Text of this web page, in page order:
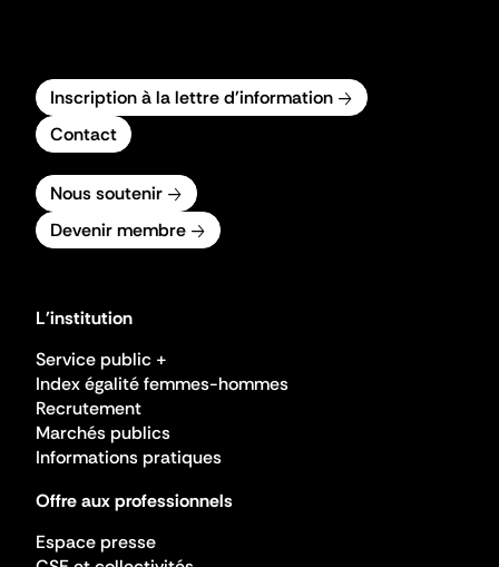
Inscription à la lettre d'information
Contact
Nous soutenir
Devenir membre
L'institution
Service public +
Index égalité femmes-hommes
Recrutement
Marchés publics
Informations pratiques
Offre aux professionnels
Espace presse